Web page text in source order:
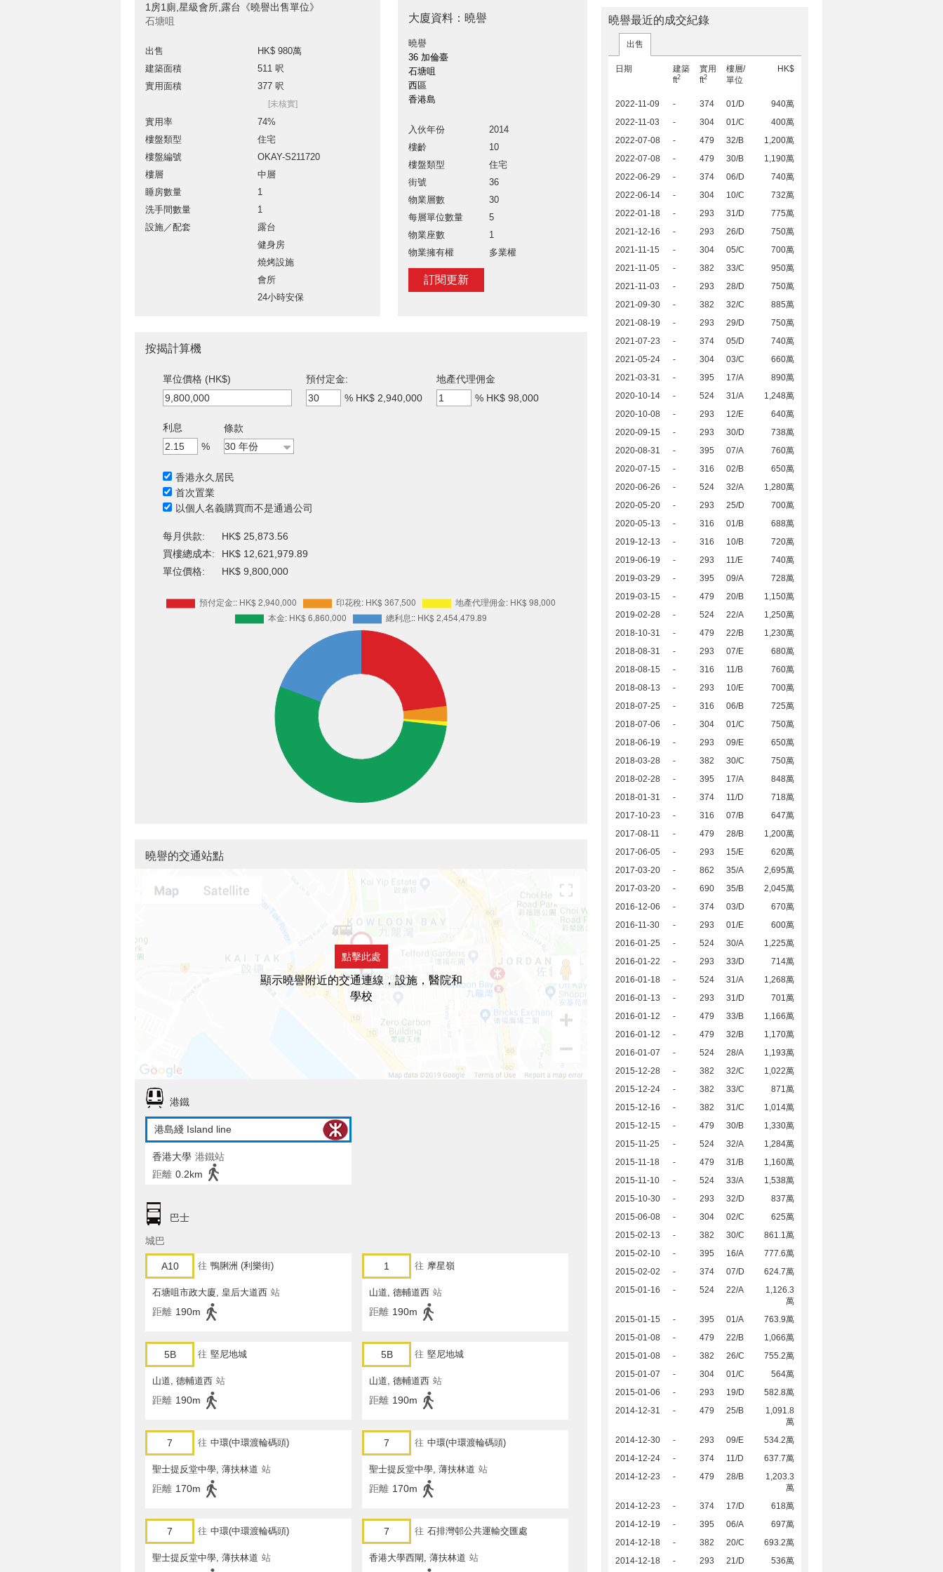
1房1廁,星級會所,露台《曉譽出售單位》
石塘咀
出售
HK$ 980萬
建築面積
511 呎
實用面積
377 呎
[未核實]
實用率
74%
樓盤類型
住宅
樓盤編號
OKAY-S211720
樓層
中層
睡房數量
1
洗手間數量
1
設施／配套
露台
健身房
燒烤設施
會所
24小時安保
大廈資料：曉譽
曉譽
36 加倫臺
石塘咀
西區
香港島
入伙年份
2014
樓齡
10
樓盤類型
住宅
街號
36
物業層數
30
每層單位數量
5
物業座數
1
物業擁有權
多業權
訂閱更新
曉譽最近的成交紀錄
出售
日期
建築
ft2
實用
ft2
樓層/
單位
HK$
2022-11-09 - 374 01/D
940萬
2022-11-03
- 304 01/C
400萬
2022-07-08
- 479 32/B
1,200萬
2022-07-08
- 479 30/B
1,190萬
2022-06-29
- 374 06/D
740萬
2022-06-14
- 304 10/C
732萬
2022-01-18
- 293 31/D
775萬
2021-12-16
- 293 26/D
750萬
2021-11-15
- 304 05/C
700萬
2021-11-05
- 382 33/C
950萬
2021-11-03
- 293 28/D
750萬
2021-09-30
- 382 32/C
885萬
2021-08-19
- 293 29/D
750萬
2021-07-23
- 374 05/D
740萬
2021-05-24
- 304 03/C
660萬
2021-03-31
- 395 17/A
890萬
2020-10-14
- 524 31/A
1,248萬
2020-10-08
- 293 12/E
640萬
2020-09-15
- 293 30/D
738萬
2020-08-31
- 395 07/A
760萬
2020-07-15
- 316 02/B
650萬
2020-06-26
- 524 32/A
1,280萬
2020-05-20
- 293 25/D
700萬
2020-05-13
- 316 01/B
688萬
2019-12-13
- 316 10/B
720萬
2019-06-19
- 293 11/E
740萬
2019-03-29
- 395 09/A
728萬
2019-03-15
- 479 20/B
1,150萬
2019-02-28
- 524 22/A
1,250萬
2018-10-31
- 479 22/B
1,230萬
2018-08-31
- 293 07/E
680萬
2018-08-15
- 316 11/B
760萬
2018-08-13
- 293 10/E
700萬
2018-07-25
- 316 06/B
725萬
2018-07-06
- 304 01/C
750萬
2018-06-19
- 293 09/E
650萬
2018-03-28
- 382 30/C
750萬
2018-02-28
- 395 17/A
848萬
2018-01-31
- 374 11/D
718萬
2017-10-23
- 316 07/B
647萬
2017-08-11
- 479 28/B
1,200萬
2017-06-05
- 293 15/E
620萬
2017-03-20
- 862 35/A
2,695萬
2017-03-20
- 690 35/B
2,045萬
2016-12-06
- 374 03/D
670萬
2016-11-30
- 293 01/E
600萬
2016-01-25
- 524 30/A
1,225萬
2016-01-22
- 293 33/D
714萬
2016-01-18
- 524 31/A
1,268萬
2016-01-13
- 293 31/D
701萬
2016-01-12
- 479 33/B
1,166萬
2016-01-12
- 479 32/B
1,170萬
2016-01-07
- 524 28/A
1,193萬
2015-12-28
- 382 32/C
1,022萬
2015-12-24
- 382 33/C
871萬
2015-12-16
- 382 31/C
1,014萬
2015-12-15
- 479 30/B
1,330萬
2015-11-25
- 524 32/A
1,284萬
2015-11-18
- 479 31/B
1,160萬
2015-11-10
- 524 33/A
1,538萬
2015-10-30
- 293 32/D
837萬
2015-06-08
- 304 02/C
625萬
2015-02-13
- 382 30/C
861.1萬
2015-02-10
- 395 16/A
777.6萬
2015-02-02
- 374 07/D
624.7萬
2015-01-16
- 524 22/A
1,126.3
萬
2015-01-15
- 395 01/A
763.9萬
2015-01-08
- 479 22/B
1,066萬
2015-01-08
- 382 26/C
755.2萬
2015-01-07
- 304 01/C
564萬
2015-01-06
- 293 19/D
582.8萬
2014-12-31
- 479 25/B
1,091.8
萬
2014-12-30
- 293 09/E
534.2萬
2014-12-24
- 374 11/D
637.7萬
2014-12-23
- 479 28/B
1,203.3
萬
2014-12-23
- 374 17/D
618萬
2014-12-19
- 395 06/A
697萬
2014-12-18
- 382 20/C
693.2萬
2014-12-18
- 293 21/D 536萬
按揭計算機
單位價格 (HK$)
預付定金:
% HK$ 2,940,000
地產代理佣金
% HK$ 98,000
利息
%
條款
香港永久居民
首次置業
以個人名義購買而不是通過公司
每月供款:
HK$ 25,873.56
買樓總成本:
HK$ 12,621,979.89
單位價格:
HK$ 9,800,000
曉譽的交通站點
點擊此處
顯示曉譽附近的交通連線，設施，醫院和
學校
港鐵
港島綫 Island line
香港大學 港鐵站
距離 0.2km
巴士
城巴
A10 往 鴨脷洲 (利樂街)
石塘咀市政大廈, 皇后大道西 站
距離 190m
1 往 摩星嶺
山道, 德輔道西 站
距離 190m
5B 往 堅尼地城
山道, 德輔道西 站
距離 190m
5B 往 堅尼地城
山道, 德輔道西 站
距離 190m
7 往 中環(中環渡輪碼頭)
聖士提反堂中學, 薄扶林道 站
距離 170m
7 往 中環(中環渡輪碼頭)
聖士提反堂中學, 薄扶林道 站
距離 170m
7 往 中環(中環渡輪碼頭)
聖士提反堂中學, 薄扶林道 站
7 往 石排灣邨公共運輸交匯處
香港大學西閘, 薄扶林道 站